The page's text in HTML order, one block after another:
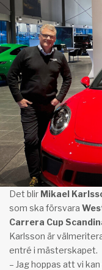
Det blir Mikael
som ska försvara
Carrera Cup
Karlsson är
entré i mästerskapet.
– Jag hoppas att vi